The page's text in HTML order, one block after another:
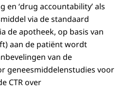
en ‘drug accountability’ als
via de standaard
de apotheek, op basis van
aan de patiënt wordt
van de
geneesmiddelenstudies voor
CTR over